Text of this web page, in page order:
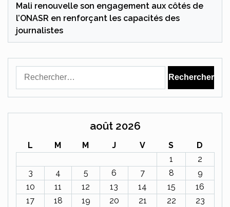
Mali renouvelle son engagement aux côtés de
l’ONASR en renforçant les capacités des
journalistes
Rechercher :
août 2026
L M M J V S
D
1
2
3
4 5 6 7 8
9
10
11 12 13 14 15
16
17
18 19 20 21 22 23